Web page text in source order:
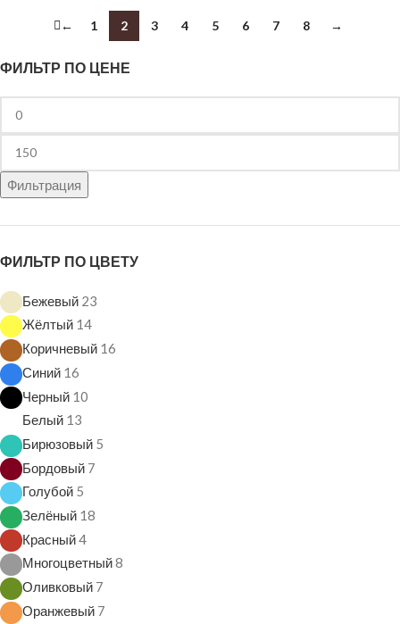
ФИЛЬТР ПО ЦЕНЕ
Фильтрация
ФИЛЬТР ПО ЦВЕТУ
Бежевый 23
Жёлтый 14
Коричневый 16
Синий 16
Черный 10
Белый 13
Бирюзовый 5
Бордовый 7
Голубой 5
Зелёный 18
Красный4
Многоцветный8
Оливковый 7
Оранжевый 7
для футболок, пряжа для
кардиганов, пряжа для платьев.
пряжа.
← 1 2 3 4 5 6 7 8 →